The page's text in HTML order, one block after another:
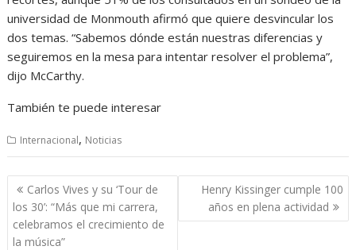
universidad de Monmouth afirmó que quiere desvincular los
dos temas. “Sabemos dónde están nuestras diferencias y
seguiremos en la mesa para intentar resolver el problema”,
dijo McCarthy.
También te puede interesar
Internacional, Noticias
Navegación
de
entradas
Carlos Vives y su ‘Tour de
los 30’: “Más que mi carrera,
celebramos el crecimiento de
la música”
Henry Kissinger cumple 100
años en plena actividad